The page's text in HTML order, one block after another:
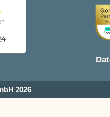
2026